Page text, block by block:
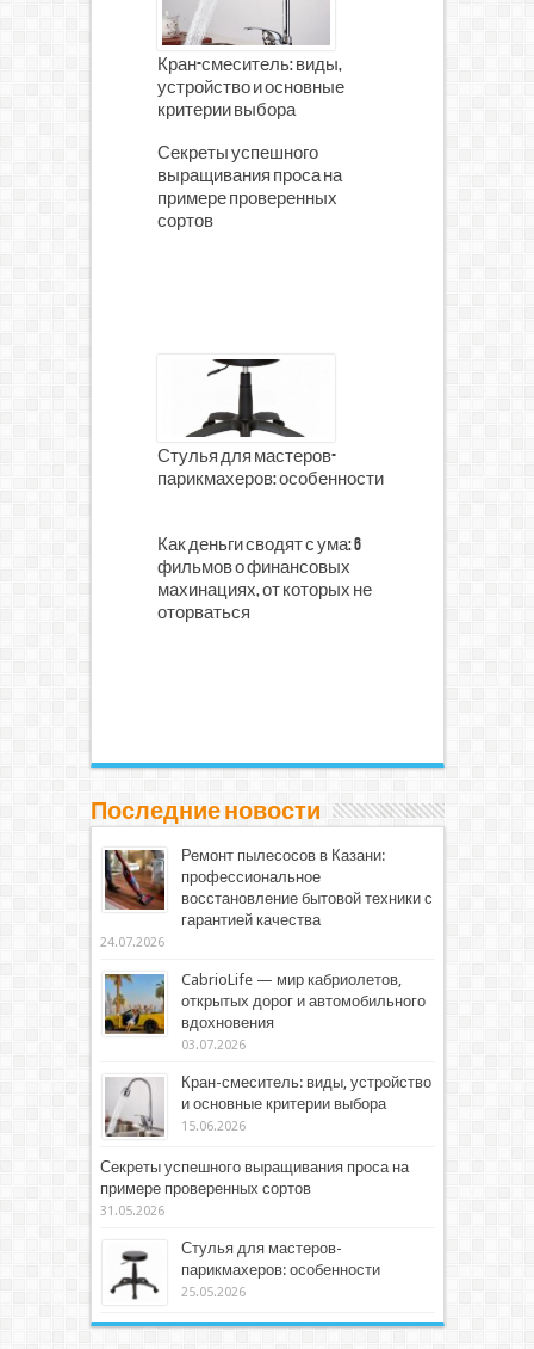
Кран-смеситель: виды,
устройство и основные
критерии выбора
Секреты успешного
выращивания проса на
примере проверенных
сортов
Стулья для мастеров-
парикмахеров: особенности
Как деньги сводят с ума: 6
фильмов о финансовых
махинациях, от которых не
оторваться
Последние новости
Ремонт пылесосов в Казани:
профессиональное
восстановление бытовой техники с
гарантией качества
24.07.2026
CabrioLife — мир кабриолетов,
открытых дорог и автомобильного
вдохновения
03.07.2026
Кран-смеситель: виды, устройство
и основные критерии выбора
15.06.2026
Секреты успешного выращивания проса на
примере проверенных сортов
31.05.2026
Стулья для мастеров-
парикмахеров: особенности
25.05.2026